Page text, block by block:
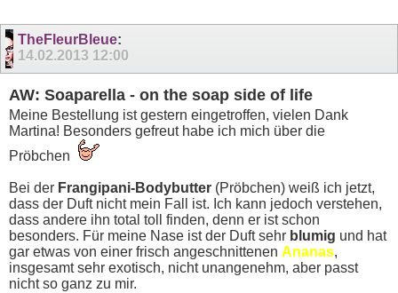
TheFleurBleue:
14.02.2013 12:00
AW: Soaparella - on the soap side of life
Meine Bestellung ist gestern eingetroffen, vielen Dank
Martina! Besonders gefreut habe ich mich über die
Pröbchen
Bei der Frangipani-Bodybutter (Pröbchen) weiß ich jetzt,
dass der Duft nicht mein Fall ist. Ich kann jedoch verstehen,
dass andere ihn total toll finden, denn er ist schon
besonders. Für meine Nase ist der Duft sehr blumig und hat
gar etwas von einer frisch angeschnittenen Ananas,
insgesamt sehr exotisch, nicht unangenehm, aber passt
nicht so ganz zu mir.